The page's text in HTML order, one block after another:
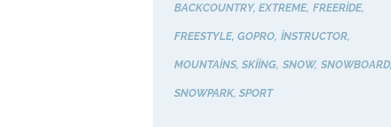
BACKCOUNTRY EXTREME FREERIDE
FREESTYLE GOPRO INSTRUCTOR
MOUNTAINS SKIING SNOW SNOWBOARD
SNOWPARK SPORT